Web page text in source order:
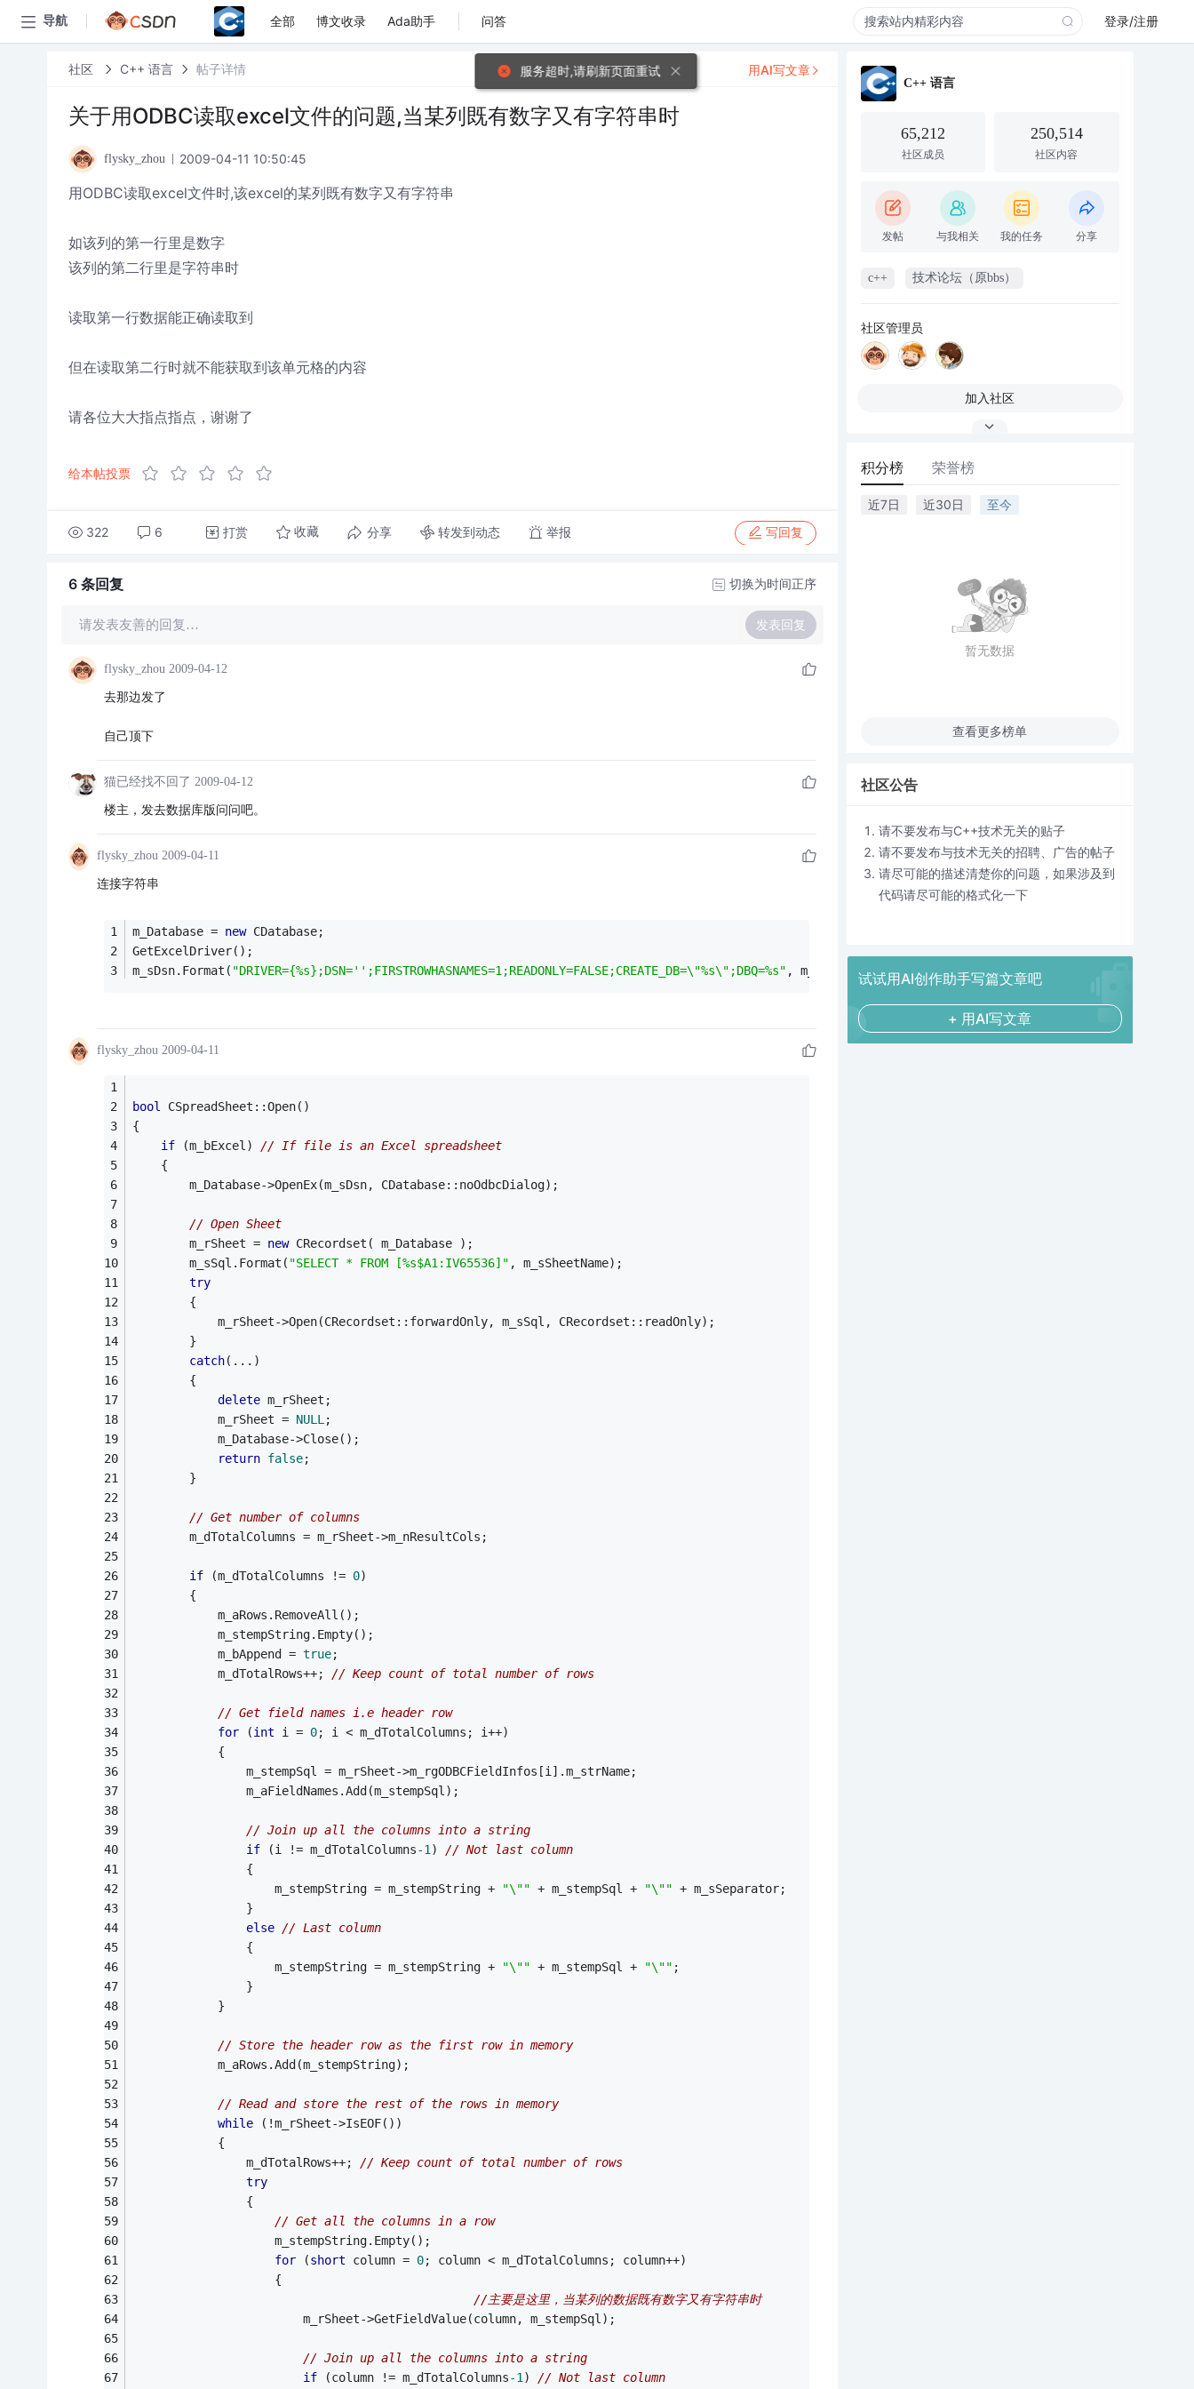
导航 全部 博文收录 Ada助手 问答 登录/注册
社区 C++ 语言 帖子详情
关于用ODBC读取excel文件的问题,当某列既有数字又有字符串时
flysky_zhou 2009-04-11 10:50:45
用ODBC读取excel文件时,该excel的某列既有数字又有字符串
如该列的第一行里是数字
该列的第二行里是字符串时
读取第一行数据能正确读取到
但在读取第二行时就不能获取到该单元格的内容
请各位大大指点指点，谢谢了
给本帖投票
322 6 打赏 收藏 分享 转发到动态 举报 写回复
用AI写文章
6 条回复 切换为时间正序
请发表友善的回复… 发表回复
flysky_zhou 2009-04-12
去那边发了
自己顶下
猫已经找不回了 2009-04-12
楼主，发去数据库版问问吧。
flysky_zhou 2009-04-11
连接字符串
m_Database = new CDatabase;
GetExcelDriver();
m_sDsn.Format( "DRIVER={%s};DSN='';FIRSTROWHASNAMES=1;READONLY=FALSE;CREATE_DB=\"%s\";DBQ=%s" , m_sExcelDriver, m_sFile, m_sFile);
flysky_zhou 2009-04-11
bool
CSpreadSheet::Open()
{
if (m_bExcel) // If file is an Excel spreadsheet
	{
		m_Database->OpenEx(m_sDsn, CDatabase::noOdbcDialog);
// Open Sheet
		m_rSheet =
new CRecordset( m_Database );
		m_sSql.Format(
"SELECT * FROM [%s$A1:IV65536]" , m_sSheetName);
try
		{
			m_rSheet->Open(CRecordset::forwardOnly, m_sSql, CRecordset::readOnly);
		}
catch(...)
		{
delete m_rSheet;
			m_rSheet =
NULL ;
			m_Database->Close();
return false;
		}
// Get number of columns
		m_dTotalColumns = m_rSheet->m_nResultCols;
if (m_dTotalColumns != 0)
		{
			m_aRows.RemoveAll();
			m_stempString.Empty();
			m_bAppend =
true;
			m_dTotalRows++;
// Keep count of total number of rows
// Get field names i.e header row
for (int i = 0; i < m_dTotalColumns; i++)
			{
				m_stempSql = m_rSheet->m_rgODBCFieldInfos[i].m_strName;
				m_aFieldNames.Add(m_stempSql);
// Join up all the columns into a string
if (i != m_dTotalColumns-1 ) // Not last column
				{
					m_stempString = m_stempString +
"\"" + m_stempSql + "\"" + m_sSeparator;
				}
else // Last column
					m_stempString = m_stempString +
"\"" + m_stempSql + "\"" ;
			}
// Store the header row as the first row in memory
			m_aRows.Add(m_stempString);
// Read and store the rest of the rows in memory
while (!m_rSheet->IsEOF())
			{
				m_dTotalRows++;
// Keep count of total number of rows
try
				{
// Get all the columns in a row
					m_stempString.Empty();
for (short column = 0; column < m_dTotalColumns; column++)
					{
//主要是这里，当某列的数据既有数字又有字符串时
						m_rSheet->GetFieldValue(column, m_stempSql);
// Join up all the columns into a string
if (column != m_dTotalColumns-1 ) // Not last column
C++ 语言
65,212
社区成员
250,514
社区内容
发帖 与我相关 我的任务 分享
c++ 技术论坛（原bbs）
社区管理员
加入社区
积分榜 荣誉榜
近7日 近30日 至今
暂无数据
查看更多榜单
社区公告
请不要发布与C++技术无关的贴子
请不要发布与技术无关的招聘、广告的帖子
请尽可能的描述清楚你的问题，如果涉及到
代码请尽可能的格式化一下
试试用AI创作助手写篇文章吧
+ 用AI写文章
服务超时,请刷新页面重试